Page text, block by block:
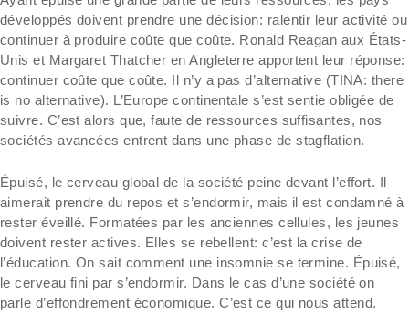
développés doivent prendre une décision: ralentir leur activité ou
continuer à produire coûte que coûte. Ronald Reagan aux États-
Unis et Margaret Thatcher en Angleterre apportent leur réponse:
continuer coûte que coûte. Il n’y a pas d’alternative (TINA: there
is no alternative). L’Europe continentale s’est sentie obligée de
suivre. C’est alors que, faute de ressources suffisantes, nos
sociétés avancées entrent dans une phase de stagflation.
Épuisé, le cerveau global de la société peine devant l’effort. Il
aimerait prendre du repos et s’endormir, mais il est condamné à
rester éveillé. Formatées par les anciennes cellules, les jeunes
doivent rester actives. Elles se rebellent: c’est la crise de
l’éducation. On sait comment une insomnie se termine. Épuisé,
le cerveau fini par s’endormir. Dans le cas d’une société on
parle d’effondrement économique. C’est ce qui nous attend.